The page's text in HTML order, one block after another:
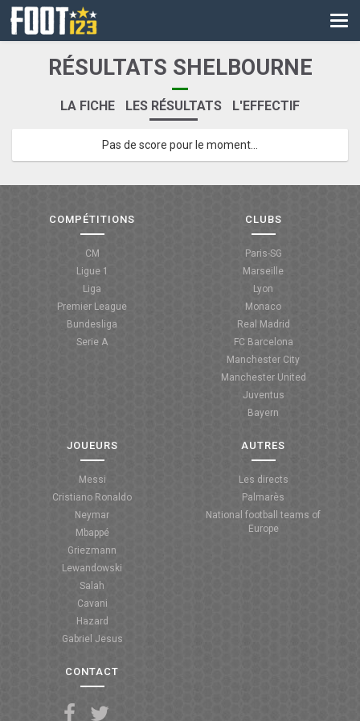
CM
LES DIRECTS
COUPE DE FRANCE
RÉSULTATS SHELBOURNE
LA FICHE LES RÉSULTATS L'EFFECTIF
Pas de score pour le moment...
COMPÉTITIONS
CM
Ligue 1
Liga
Premier League
Bundesliga
Serie A
CLUBS
Paris-SG
Marseille
Lyon
Monaco
Real Madrid
FC Barcelona
Manchester City
Manchester United
Juventus
Bayern
JOUEURS
Messi
Cristiano Ronaldo
Neymar
Mbappé
Griezmann
Lewandowski
Salah
Cavani
Hazard
Gabriel Jesus
AUTRES
Les directs
Palmarès
National football teams of
Europe
CONTACT